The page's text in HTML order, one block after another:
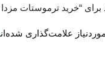
“خرید ترموستات مزدا ۳”
علامت‌گذاری